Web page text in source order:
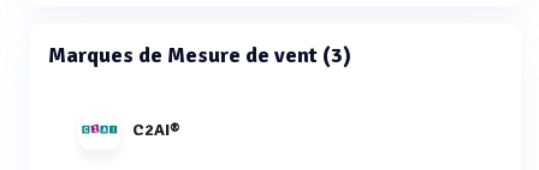
Marques de Mesure de vent (3)
C2AI®